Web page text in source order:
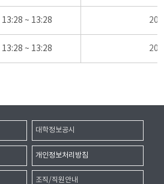
13:28 ~ 13:28
13:28 ~ 13:28
대학정보공시
개인정보처리방침
조직/직원안내